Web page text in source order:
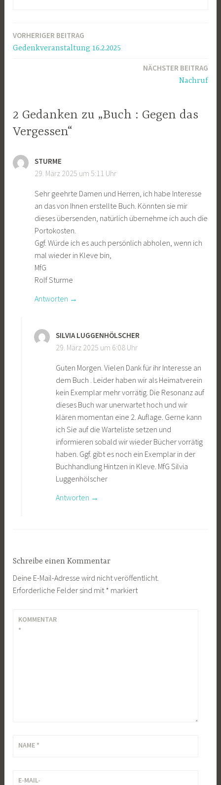
Beitragsnavigation
VORHERIGER BEITRAG
Gedenkveranstaltung 16.2.2025
NÄCHSTER BEITRAG
Nachruf
2 Gedanken zu „Buch : Gegen das
Vergessen“
STURME
29. März 2025 um 5:11 Uhr
Sehr geehrte Damen und Herren, ich habe Interesse
an das von Ihnen erstellte Buch. Könnten sie mir
dieses übersenden, natürlich übernehme ich auch die
Portokosten.
Ggf. Würde ich es auch persönlich abholen, wenn ich
mal wieder in Kleve bin,
MfG
Rolf Sturme
Antworten
SILVIA LUGGENHÖLSCHER
29. März 2025 um 6:08 Uhr
Guten Morgen. Vielen Dank für ihr Interesse an
dem Buch . Leider haben wir als Heimatverein
kein Exemplar mehr vorrätig. Die Resonanz auf
dieses Buch war unerwartet hoch und wir
klären momentan eine 2. Auflage. Gerne kann
ich Sie auf die Warteliste setzen und
informieren sobald wir wieder Bücher vorrätig
haben. Ggf. gibt es noch ein Exemplar in der
Buchhandlung Hintzen in Kleve. MfG Silvia
Luggenhölscher
Antworten
Schreibe einen Kommentar
Deine E-Mail-Adresse wird nicht veröffentlicht.
Erforderliche Felder sind mit* markiert
KOMMENTAR
*
NAME *
E-MAIL-